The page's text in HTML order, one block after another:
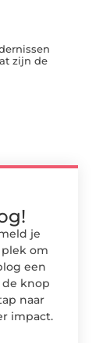
zijn de
je
plek om
een
knop
naar
impact.